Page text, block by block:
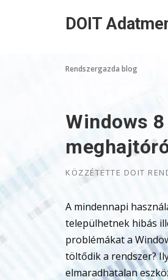
DOIT
Rendszergazda blog
Windows
KÖZZÉTETTE DOIT
A mindennapi
települhetnek hibás
problémákat a
töltődik a rendszer?
elmaradhatalan